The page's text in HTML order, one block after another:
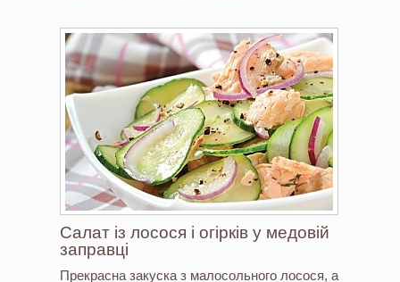
Салат із лосося і огірків у медовій
заправці
Прекрасна закуска з малосольного лосося, а